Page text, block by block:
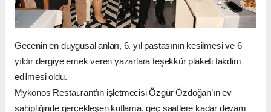
Gecenin en duygusal anları, 6. yıl pastasının kesilmesi ve 6
yıldır dergiye emek veren yazarlara teşekkür plaketi takdim
edilmesi oldu.
Mykonos Restaurant’ın işletmecisi Özgür Özdoğan’ın ev
sahipliğinde gerçekleşen kutlama, geç saatlere kadar devam